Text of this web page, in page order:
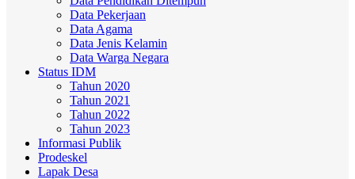
Data Pekerjaan
Data Agama
Data Jenis Kelamin
Data Warga Negara
Status IDM
Tahun 2020
Tahun 2021
Tahun 2022
Tahun 2023
Informasi Publik
Prodeskel
Lapak Desa